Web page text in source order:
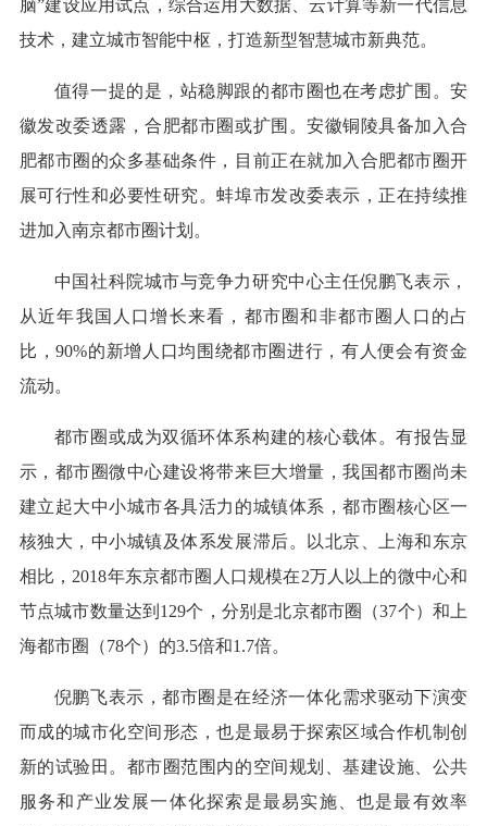
脑”建设应用试点，综合运用大数据、云计算等新一代信息
技术，建立城市智能中枢，打造新型智慧城市新典范。
值得一提的是，站稳脚跟的都市圈也在考虑扩围。安
徽发改委透露，合肥都市圈或扩围。安徽铜陵具备加入合
肥都市圈的众多基础条件，目前正在就加入合肥都市圈开
展可行性和必要性研究。蚌埠市发改委表示，正在持续推
进加入南京都市圈计划。
中国社科院城市与竞争力研究中心主任倪鹏飞表示，
从近年我国人口增长来看，都市圈和非都市圈人口的占
比，90%的新增人口均围绕都市圈进行，有人便会有资金
流动。
都市圈或成为双循环体系构建的核心载体。有报告显
示，都市圈微中心建设将带来巨大增量，我国都市圈尚未
建立起大中小城市各具活力的城镇体系，都市圈核心区一
核独大，中小城镇及体系发展滞后。以北京、上海和东京
相比，2018年东京都市圈人口规模在2万人以上的微中心和
节点城市数量达到129个，分别是北京都市圈（37个）和上
海都市圈（78个）的3.5倍和1.7倍。
倪鹏飞表示，都市圈是在经济一体化需求驱动下演变
而成的城市化空间形态，也是最易于探索区域合作机制创
新的试验田。都市圈范围内的空间规划、基建设施、公共
服务和产业发展一体化探索是最易实施、也是最有效率